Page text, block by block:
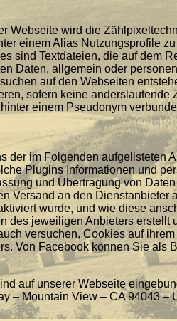
Webseite wird die
einem Alias Nutzungsprofile
sind Textdateien, die auf dem
Daten, allgemein oder
auf den Webseiten
sofern keine
einem Pseudonym
der im Folgenden aufgelisteten
Plugins Informationen und
und Übertragung von
Versand an den Dienstanbieter
wurde, und wie diese
des jeweiligen Anbieters
versuchen, Cookies auf
Von Facebook können Sie
auf unserer Webseite
– Mountain View – CA 94043 –